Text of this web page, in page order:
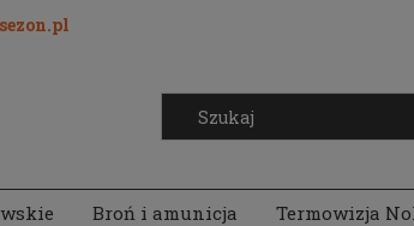
Broń i amunicja Termowizja